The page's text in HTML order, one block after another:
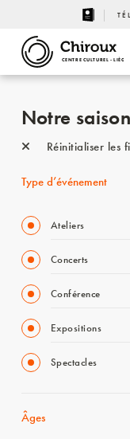
CENTRE CULTUREL - LIÈGE
Notre saison
Réinitialiser les
Type d’événement
Ateliers
Concerts
Conférence
Expositions
Spectacles
Âges